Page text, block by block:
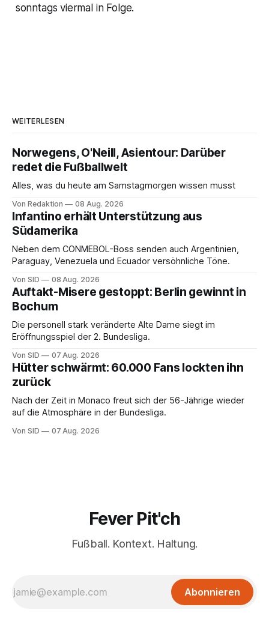
sonntags viermal in Folge.
WEITERLESEN
Norwegens, O'Neill, Asientour: Darüber
redet die Fußballwelt
Alles, was du heute am Samstagmorgen wissen musst
Von Redaktion 08 Aug. 2026
Infantino erhält Unterstützung aus
Südamerika
Neben dem CONMEBOL-Boss senden auch Argentinien,
Paraguay, Venezuela und Ecuador versöhnliche Töne.
Von SID 08 Aug. 2026
Auftakt-Misere gestoppt: Berlin gewinnt in
Bochum
Die personell stark veränderte Alte Dame siegt im
Eröffnungsspiel der 2. Bundesliga.
Von SID 07 Aug. 2026
Hütter schwärmt: 60.000 Fans lockten ihn
zurück
Nach der Zeit in Monaco freut sich der 56-Jährige wieder
auf die Atmosphäre in der Bundesliga.
Von SID 07 Aug. 2026
Fever Pit'ch
Fußball. Kontext. Haltung.
Abonnieren